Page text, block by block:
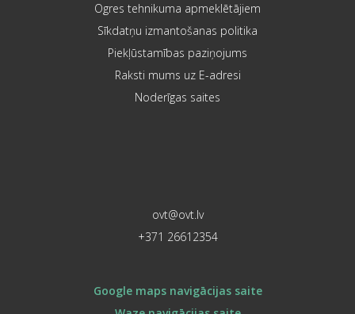
Ogres tehnikuma apmeklētājiem
Sīkdatņu izmantošanas politika
Piekļūstamības paziņojums
Raksti mums uz E-adresi
Noderīgas saites
ovt@ovt.lv
+371 26612354
Google maps navigācijas saite